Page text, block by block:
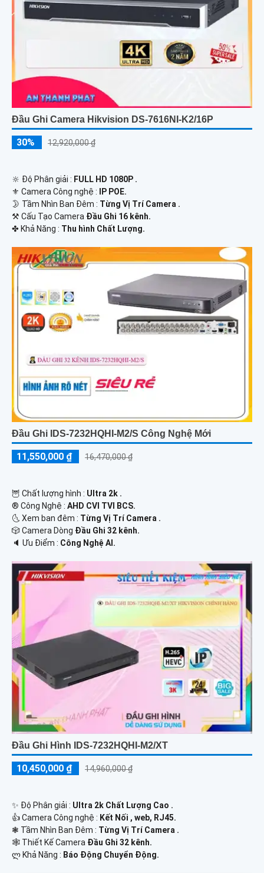
Đầu Ghi Camera Hikvision DS-7616NI-K2/16P
30% 12,920,000 ₫
🔆 Độ Phân giải : FULL HD 1080P .
⚜️ Camera Công nghệ :
IP POE.
🌛 Tầm Nhìn Ban Đêm : Từng Vị Trí Camera .
⚒ Cấu Tạo Camera Đầu Ghi 16 kênh.
️✤ Khả Năng : Thu hình Chất Lượng.
Đầu Ghi IDS-7232HQHI-M2/S Công Nghệ Mới
11,550,000 ₫ 16,470,000 ₫
🦉 Chất lượng hình : Ultra 2k .
®️ Công Nghệ : AHD CVI TVI BCS.
🌜 Xem ban đêm : Từng Vị Trí Camera .
🎲 Camera Dòng Đầu Ghi 32 kênh.
️🔈 Ưu Điểm : Công Nghệ AI.
Đầu Ghi Hình IDS-7232HQHI-M2/XT
10,450,000 ₫ 14,960,000 ₫
✨ Độ Phân giải : Ultra 2k Chất Lượng Cao .
👍 Camera Công nghệ : Kết Nối , web, RJ45.
❃ Tầm Nhìn Ban Đêm : Từng Vị Trí Camera .
🕸️ Thiết Kế Camera Đầu Ghi 32 kênh.
️ლ Khả Năng : Báo Động Chuyển Động.